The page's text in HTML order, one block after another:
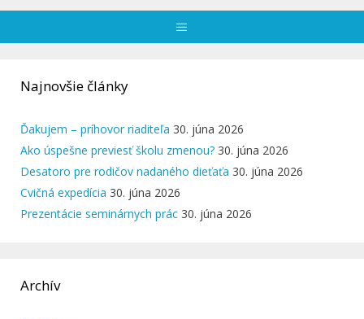
Najnovšie články
Ďakujem – príhovor riaditeľa 30. júna 2026
Ako úspešne previesť školu zmenou? 30. júna 2026
Desatoro pre rodičov nadaného dieťaťa 30. júna 2026
Cvičná expedícia 30. júna 2026
Prezentácie seminárnych prác 30. júna 2026
Archív